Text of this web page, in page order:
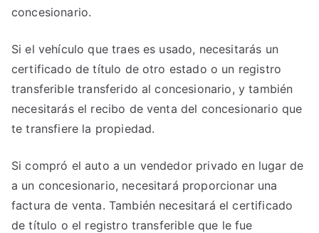
concesionario.
Si el vehículo que traes es usado, necesitarás un
certificado de título de otro estado o un registro
transferible transferido al concesionario, y también
necesitarás el recibo de venta del concesionario que
te transfiere la propiedad.
Si compró el auto a un vendedor privado en lugar de
a un concesionario, necesitará proporcionar una
factura de venta. También necesitará el certificado
de título o el registro transferible que le fue